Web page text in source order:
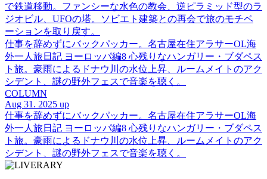
で鉄道移動。ファンシーな水色の教会、逆ピラミッド型のラ
ジオビル、UFOの塔。ソビエト建築との再会で旅のモチベ
ーションを取り戻す。
仕事を辞めずにバックパッカー。名古屋在住アラサーOL海
外一人旅日記 ヨーロッパ編8 心残りなハンガリー・ブダペス
ト旅。豪雨によるドナウ川の水位上昇、ルームメイトのアク
シデント、謎の野外フェスで音楽を聴く。
COLUMN
Aug 31. 2025 up
仕事を辞めずにバックパッカー。名古屋在住アラサーOL海
外一人旅日記 ヨーロッパ編8 心残りなハンガリー・ブダペス
ト旅。豪雨によるドナウ川の水位上昇、ルームメイトのアク
シデント、謎の野外フェスで音楽を聴く。